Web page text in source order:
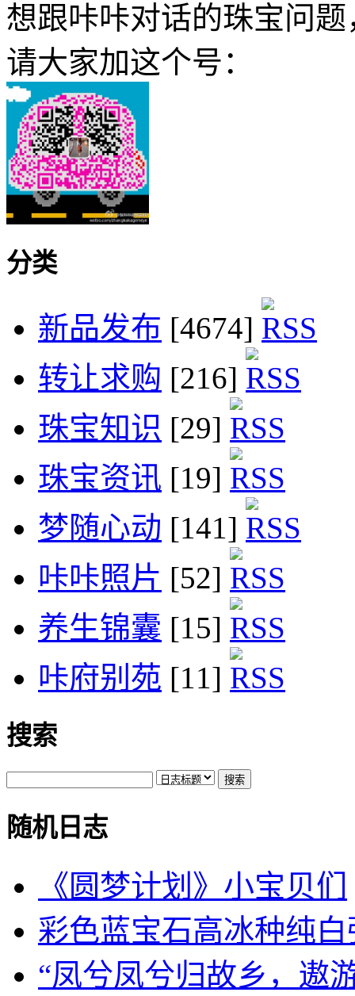
想跟咔咔对话的珠宝问题
请大家加这个号：
分类
新品发布 [4674]
转让求购 [216]
珠宝知识 [29]
珠宝资讯 [19]
梦随心动 [141]
咔咔照片 [52]
养生锦囊 [15]
咔府别苑 [11]
搜索
随机日志
《圆梦计划》小宝贝们
彩色蓝宝石高冰种纯白
“凤兮凤兮归故乡，遨